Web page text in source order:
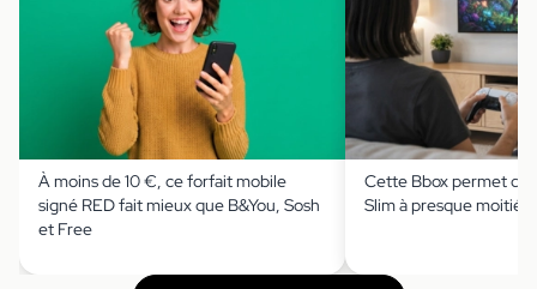
À moins de 10 €, ce forfait mobile
signé RED fait mieux que B&You, Sosh
et Free
Cette Bbox permet de
Slim à presque moitié